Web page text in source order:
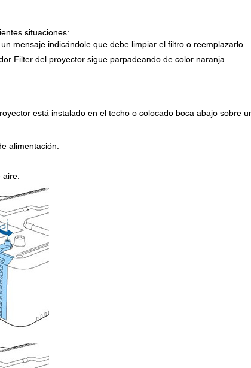
situaciones:
mensaje indicándole que debe limpiar el filtro o reemplazarlo.
Filter del proyector sigue parpadeando de color naranja.
está instalado en el techo o colocado boca abajo sobre
alimentación.